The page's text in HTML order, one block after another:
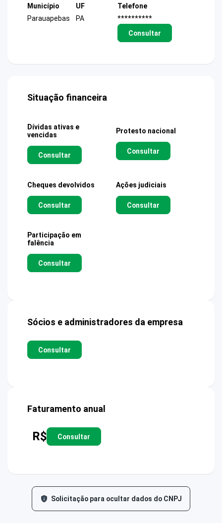
Município
Parauapebas
UF
PA
Telefone
**********
Consultar
Situação financeira
Dívidas ativas e
vencidas
Consultar
Protesto nacional
Consultar
Cheques devolvidos
Consultar
Ações judiciais
Consultar
Participação em
falência
Consultar
Sócios e administradores da empresa
Consultar
Faturamento anual
R$ Consultar
Solicitação para ocultar dados do CNPJ